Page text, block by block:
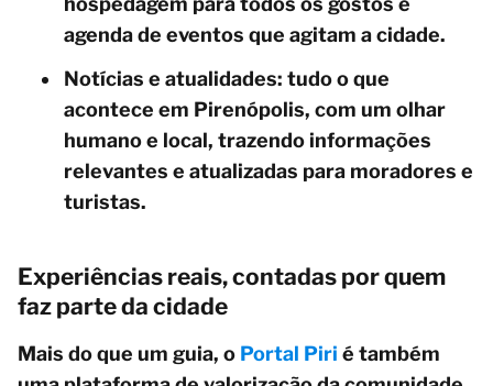
agenda de eventos que agitam a cidade.
Notícias e atualidades: tudo o que
acontece em Pirenópolis, com um olhar
humano e local, trazendo informações
relevantes e atualizadas para moradores e
turistas.
Experiências reais, contadas por quem
faz parte da cidade
Mais do que um guia, o Portal Piri é também